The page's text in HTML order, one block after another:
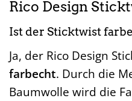
Rico Design
Ist der Sticktwist
Ja, der Rico Design
farbecht. Durch die
Baumwolle wird die